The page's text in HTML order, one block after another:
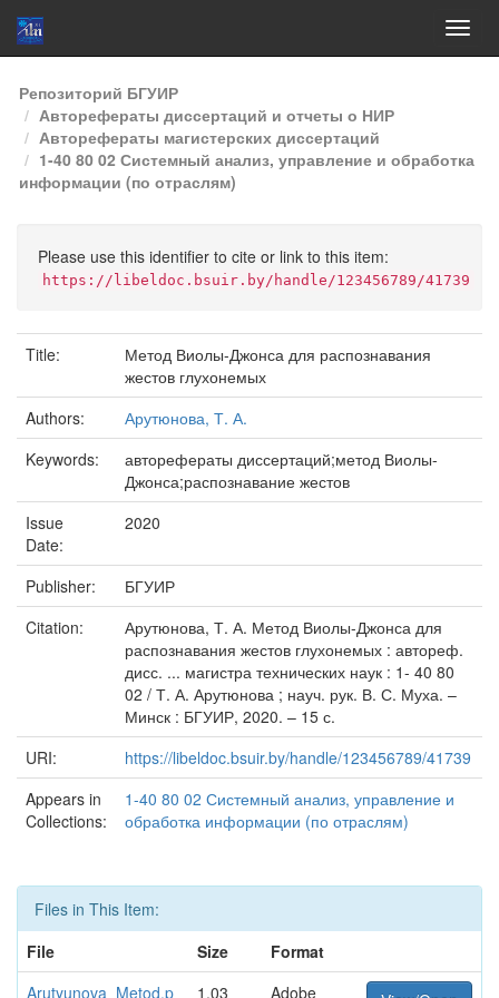
Skip
navigation
Репозиторий БГУИР
Авторефераты диссертаций и отчеты о НИР
Авторефераты магистерских диссертаций
1-40 80 02 Системный анализ, управление и обработка
информации (по отраслям)
Please use this identifier to cite or link to this item:
https://libeldoc.bsuir.by/handle/123456789/41739
Title:
Метод Виолы-Джонса для распознавания
жестов глухонемых
Authors:
Арутюнова, Т. А.
Keywords:
авторефераты диссертаций;метод Виолы-
Джонса;распознавание жестов
Issue
Date:
2020
Publisher:
БГУИР
Citation:
Арутюнова, Т. А. Метод Виолы-Джонса для
распознавания жестов глухонемых : автореф.
дисс. ... магистра технических наук : 1- 40 80
02 / Т. А. Арутюнова ; науч. рук. В. С. Муха. –
Минск : БГУИР, 2020. – 15 с.
URI:
https://libeldoc.bsuir.by/handle/123456789/41739
Appears in
Collections:
1-40 80 02 Системный анализ, управление и
обработка информации (по отраслям)
Files in This Item:
File
Size
Format
Arutyunova_Metod.p
1.03 Adobe